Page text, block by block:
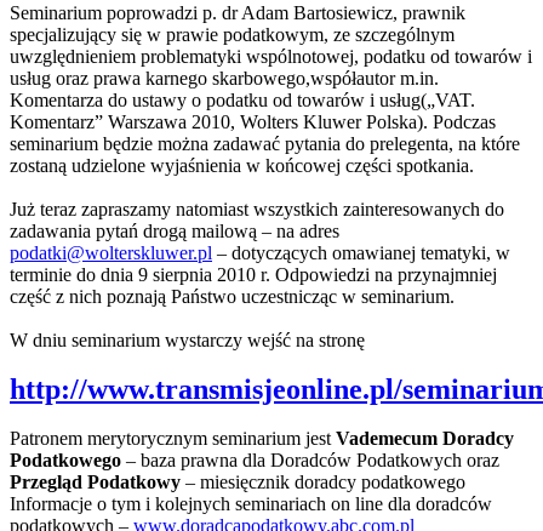
Seminarium poprowadzi p. dr Adam Bartosiewicz, prawnik
specjalizujący się w prawie podatkowym, ze szczególnym
uwzględnieniem problematyki wspólnotowej, podatku od towarów i
usług oraz prawa karnego skarbowego,współautor m.in.
Komentarza do ustawy o podatku od towarów i usług(„VAT.
Komentarz” Warszawa 2010, Wolters Kluwer Polska). Podczas
seminarium będzie można zadawać pytania do prelegenta, na które
zostaną udzielone wyjaśnienia w końcowej części spotkania.
Już teraz zapraszamy natomiast wszystkich zainteresowanych do
zadawania pytań drogą mailową – na adres
podatki@wolterskluwer.pl – dotyczących omawianej tematyki, w
terminie do dnia 9 sierpnia 2010 r. Odpowiedzi na przynajmniej
część z nich poznają Państwo uczestnicząc w seminarium.
W dniu seminarium wystarczy wejść na stronę
http://www.transmisjeonline.pl/
Patronem merytorycznym seminarium jest Vademecum Doradcy
Podatkowego – baza prawna dla Doradców Podatkowych oraz
Przegląd Podatkowy – miesięcznik doradcy podatkowego
Informacje o tym i kolejnych seminariach on line dla doradców
podatkowych – www.doradcapodatkowy.abc.com.pl